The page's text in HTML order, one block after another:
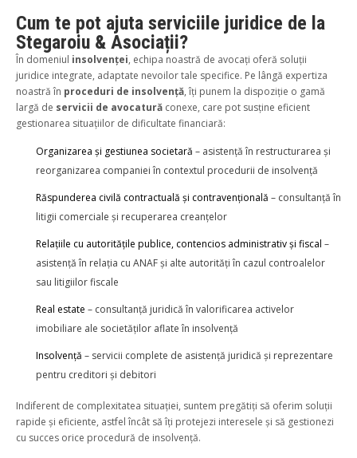
Cum te pot ajuta serviciile juridice de la
Stegaroiu & Asociații?
În domeniul insolvenței, echipa noastră de avocați oferă soluții
juridice integrate, adaptate nevoilor tale specifice. Pe lângă expertiza
noastră în proceduri de insolvență, îți punem la dispoziție o gamă
largă de servicii de avocatură conexe, care pot susține eficient
gestionarea situațiilor de dificultate financiară:
Organizarea și gestiunea societară – asistență în restructurarea și
reorganizarea companiei în contextul procedurii de insolvență
Răspunderea civilă contractuală și contravențională – consultanță în
litigii comerciale și recuperarea creanțelor
Relațiile cu autoritățile publice, contencios administrativ și fiscal –
asistență în relația cu ANAF și alte autorități în cazul controalelor
sau litigiilor fiscale
Real estate – consultanță juridică în valorificarea activelor
imobiliare ale societăților aflate în insolvență
Insolvență – servicii complete de asistență juridică și reprezentare
pentru creditori și debitori
Indiferent de complexitatea situației, suntem pregătiți să oferim soluții
rapide și eficiente, astfel încât să îți protejezi interesele și să gestionezi
cu succes orice procedură de insolvență.